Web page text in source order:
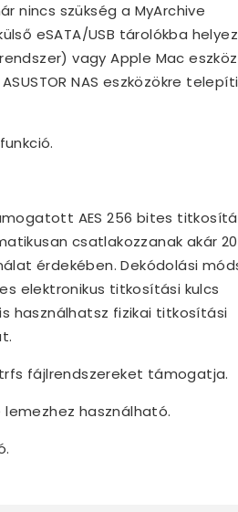
nincs szükség a MyArchive
eSATA/USB tárolókba
vagy Apple Mac
NAS eszközökre
AES 256 bites
csatlakozzanak akár 20
érdekében. Dekódolási
elektronikus titkosítási kulcs
használhatsz fizikai titkosítási
fájlrendszereket támogatja.
lemezhez használható.